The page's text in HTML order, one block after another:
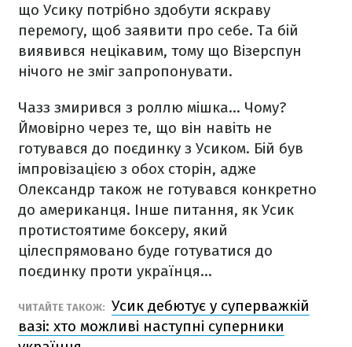
що Усику потрібно здобути яскраву
перемогу, щоб заявити про себе. Та бій
виявився нецікавим, тому що Візерспун
нічого не зміг запропонувати.
Чазз змирився з роллю мішка… Чому?
Ймовірно через те, що він навіть не
готувався до поєдинку з Усиком. Бій був
імпровізацією з обох сторін, адже
Олександр також не готувався конкретно
до американця. Інше питання, як Усик
протистоятиме боксеру, який
цілеспрямовано буде готуватися до
поєдинку проти українця…
ЧИТАЙТЕ ТАКОЖ: Усик дебютує у суперважкій
вазі: хто можливі наступні суперники